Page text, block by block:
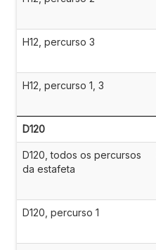
H12, percurso 3
H12, percurso 1, 3
D120
D120, todos os percursos
da estafeta
D120, percurso 1